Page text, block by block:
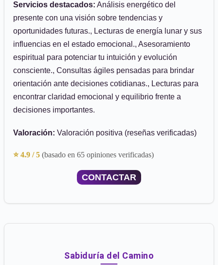
Servicios destacados: Análisis energético del
presente con una visión sobre tendencias y
oportunidades futuras., Lecturas de energía lunar y sus
influencias en el estado emocional., Asesoramiento
espiritual para potenciar tu intuición y evolución
consciente., Consultas ágiles pensadas para brindar
orientación ante decisiones cotidianas., Lecturas para
encontrar claridad emocional y equilibrio frente a
decisiones importantes.
Valoración: Valoración positiva (reseñas verificadas)
⭐ 4.9 / 5 (basado en 65 opiniones verificadas)
CONTACTAR
Sabiduría del Camino